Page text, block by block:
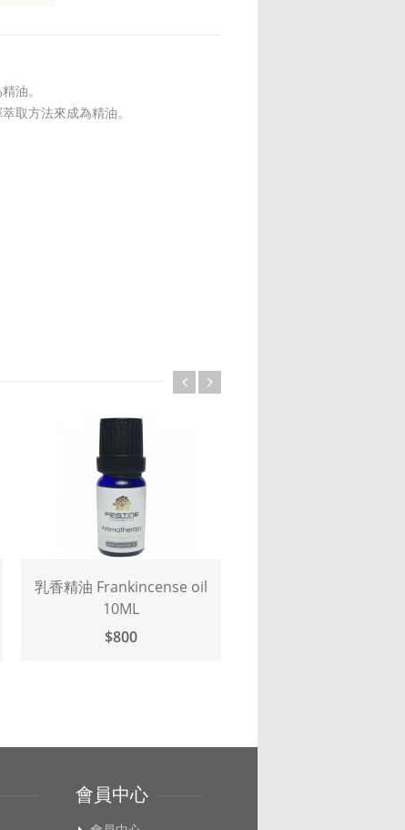
油。
取方法來成為精油。
乳香精油 Frankincense oil
10ML
$800
會員中心